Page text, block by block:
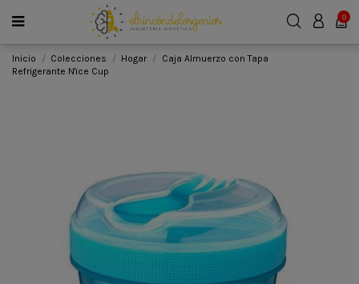
0
Inicio Colecciones Hogar
Caja Almuerzo con Tapa
Refrigerante N'ice Cup